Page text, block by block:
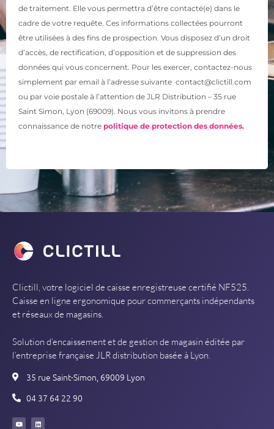
de traitement. Elle vous permettra d’être contacté(e) dans le
cadre de votre requête. Ces informations collectées pourront
être utilisées à des fins de prospection. Vous disposez d’un droit
d’accès, de rectification, d’opposition et de suppression des
données qui vous concernent. Pour les exercer, contactez-nous
simplement par email à l’adresse suivante contact@clictill.com
ou par voie postale à l’attention de JLR Distribution – 35 rue
Saint Simon, Lyon (69009). Nous vous invitons à prendre
connaissance de notre politique de protection des données.
Clictill, votre logiciel de caisse enregistreuse certifié NF525.
Caisse en ligne ergonomique pour commerçants indépendants
et réseaux de magasins.
Solution d’encaissement et de gestion de magasin éditée par
l’entreprise française JLR distribution basée à Lyon.
35 rue Saint-Simon, 69009 Lyon
04 37 64 22 90